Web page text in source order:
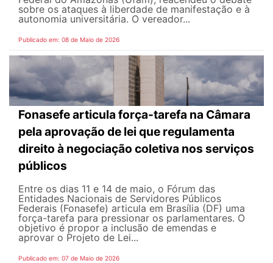
sobre os ataques à liberdade de manifestação e à
autonomia universitária. O vereador...
Publicado em: 08 de Maio de 2026
Fonasefe articula força-tarefa na Câmara
pela aprovação de lei que regulamenta
direito à negociação coletiva nos serviços
públicos
Entre os dias 11 e 14 de maio, o Fórum das
Entidades Nacionais de Servidores Públicos
Federais (Fonasefe) articula em Brasília (DF) uma
força-tarefa para pressionar os parlamentares. O
objetivo é propor a inclusão de emendas e
aprovar o Projeto de Lei...
Publicado em: 07 de Maio de 2026